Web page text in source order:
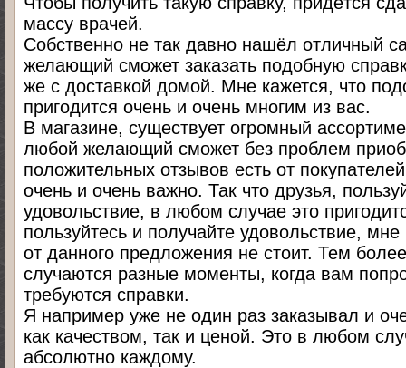
массу врачей.
Собственно не так давно нашёл отличный
желающий сможет заказать подобную
же с доставкой домой. Мне кажется, что
пригодится очень и очень многим из вас.
В магазине, существует огромный
любой желающий сможет без проблем
положительных отзывов есть от
очень и очень важно. Так что друзья,
удовольствие, в любом случае это
пользуйтесь и получайте удовольствие, мне
от данного предложения не стоит. Тем
случаются разные моменты, когда вам
требуются справки.
Я например уже не один раз заказывал и
как качеством, так и ценой. Это в любом
абсолютно каждому.